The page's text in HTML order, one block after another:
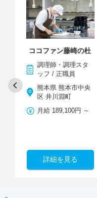
ココファン藤崎の杜
調理師・調理スタ
ッフ / 正職員
熊本県 熊本市中央
区 井川淵町
月給 189,100円 ～
詳細を見る